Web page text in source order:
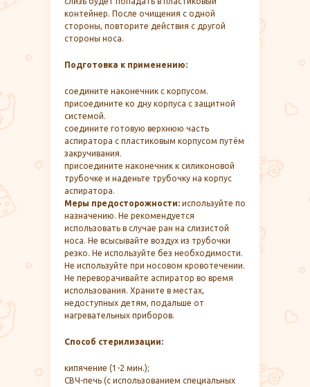
контейнер. После очищения с одной
стороны, повторите действия с другой
стороны носа.
Подготовка к применению:
соедините наконечник с корпусом.
присоедините ко дну корпуса с защитной
системой.
соедините готовую верхнюю часть
аспиратора с пластиковым корпусом путём
закручивания.
присоедините наконечник к силиконовой
трубочке и наденьте трубочку на корпус
аспиратора.
Меры предосторожности: используйте по
назначению. Не рекомендуется
использовать в случае ран на слизистой
носа. Не всысывайте воздух из трубочки
резко. Не используйте без необходимости.
Не используйте при носовом кровотечении.
Не переворачивайте аспиратор во время
использования. Храните в местах,
недоступных детям, подальше от
нагревательных приборов.
Способ стерилизации:
кипячение (1-2 мин.);
СВЧ-печь (с использованием специальных